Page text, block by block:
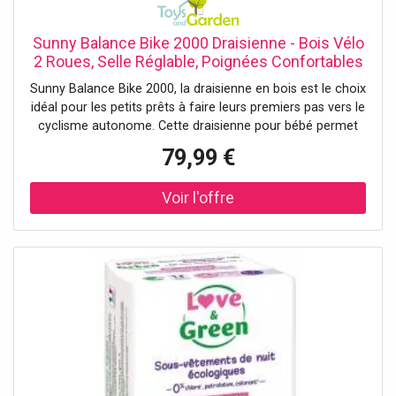
Sunny Balance Bike 2000 Draisienne - Bois Vélo
2 Roues, Selle Réglable, Poignées Confortables
Porteur Intérieur/Extérieur Equilibre,
Garçons/Filles, 2 À 5 Ans
Sunny Balance Bike 2000, la draisienne en bois est le choix
idéal pour les petits prêts à faire leurs premiers pas vers le
cyclisme autonome. Cette draisienne pour bébé permet
besoin de pédales ou de roues d'entraînement. Ils
apprennent ainsi à avancer de manière autonome, ce qui
renforce leur confiance en eux. La conception légère
permet à votre enfant de manipuler facilement le vélo
robuste, il est idéal pour une utilisation quotidienne, à
l'intérieur comme à l'extérieur. Où que vous soyez, le
plaisir est garanti avec le vélo sans pédales Sunny ! Roues
robustes et selle réglable pour des années de plaisir Les
deux roues increvables de 25,4 cm (10 pouces) sont
fabriquées en mousse EVA durable, pour plus de confort
et de sécurité. Les poignées en TPE offrent une meilleure
prise en main, tandis que la selle réglable, recouverte
79,99 €